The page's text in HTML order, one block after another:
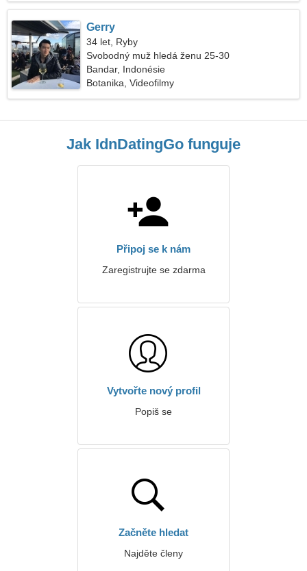
Gerry
34 let, Ryby
Svobodný muž hledá ženu 25-30
Bandar, Indonésie
Botanika, Videofilmy
Jak IdnDatingGo funguje
Připoj se k nám
Zaregistrujte se zdarma
Vytvořte nový profil
Popiš se
Začněte hledat
Najděte členy